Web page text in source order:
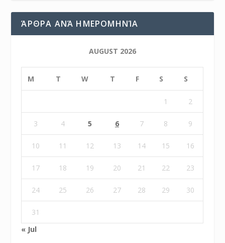
ΆΡΘΡΑ ΑΝΆ ΗΜΕΡΟΜΗΝΊΑ
AUGUST 2026
M T W T F S S
1 2
3 4 5 6 7 8 9
10 11 12 13 14 15 16
17 18 19 20 21 22 23
24 25 26 27 28 29 30
31
« Jul